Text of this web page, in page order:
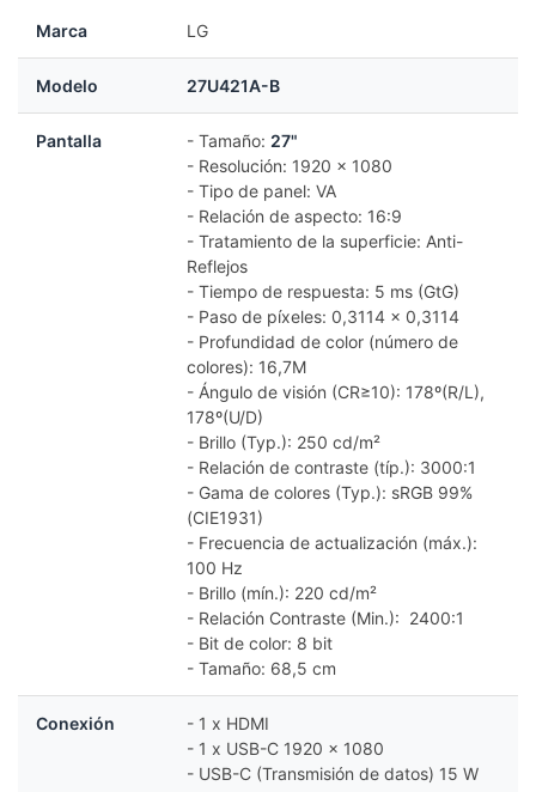
Marca LG
Modelo 27U421A-B
Pantalla - Tamaño: 27"
- Resolución: 1920 x 1080
- Tipo de panel: VA
- Relación de aspecto: 16:9
- Tratamiento de la superficie: Anti-
Reflejos
- Tiempo de respuesta: 5 ms (GtG)
- Paso de píxeles: 0,3114 x 0,3114
- Profundidad de color (número de
colores): 16,7M
- Ángulo de visión (CR≥10): 178º(R/L),
178º(U/D)
- Brillo (Typ.): 250 cd/m²
- Relación de contraste (típ.): 3000:1
- Gama de colores (Typ.): sRGB 99%
(CIE1931)
- Frecuencia de actualización (máx.):
100 Hz
- Brillo (mín.): 220 cd/m²
- Relación Contraste (Min.): 2400:1
- Bit de color: 8 bit
- Tamaño: 68,5 cm
Conexión
- 1 x HDMI
- 1 x USB-C 1920 x 1080
- USB-C (Transmisión de datos) 15 W